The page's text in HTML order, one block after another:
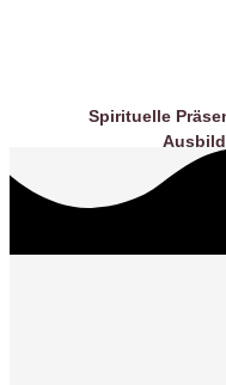
Spirituelle